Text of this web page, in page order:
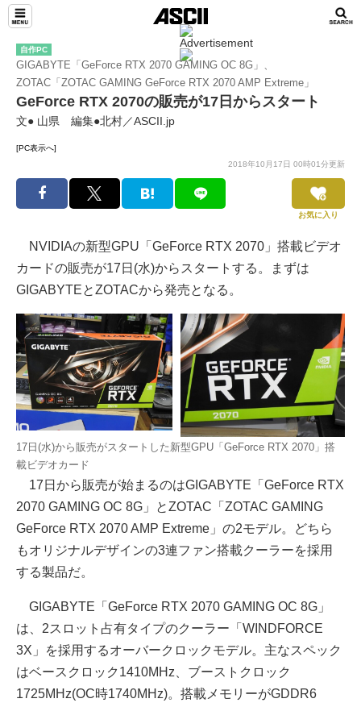
自作PC
GIGABYTE「GeForce RTX 2070 GAMING OC 8G」、
ZOTAC「ZOTAC GAMING GeForce RTX 2070 AMP Extreme」
GeForce RTX 2070の販売が17日からスタート
文● 山県 編集●北村／ASCII.jp
[PC表示へ]
2018年10月17日 00時01分更新
お気に入り
NVIDIAの新型GPU「GeForce RTX 2070」搭載ビデオ
カードの販売が17日(水)からスタートする。まずは
GIGABYTEとZOTACから発売となる。
17日(水)から販売がスタートした新型GPU「GeForce RTX 2070」搭
載ビデオカード
17日から販売が始まるのはGIGABYTE「GeForce RTX
2070 GAMING OC 8G」とZOTAC「ZOTAC GAMING
GeForce RTX 2070 AMP Extreme」の2モデル。どちら
もオリジナルデザインの3連ファン搭載クーラーを採用
する製品だ。
GIGABYTE「GeForce RTX 2070 GAMING OC 8G」
は、2スロット占有タイプのクーラー「WINDFORCE
3X」を採用するオーバークロックモデル。主なスペック
はベースクロック1410MHz、ブーストクロック
1725MHz(OC時1740MHz)。搭載メモリーがGDDR6